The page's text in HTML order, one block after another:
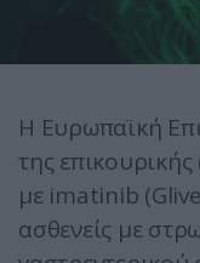
Η Ευρωπαϊκή
της επικουρικής
με imatinib
ασθενείς με